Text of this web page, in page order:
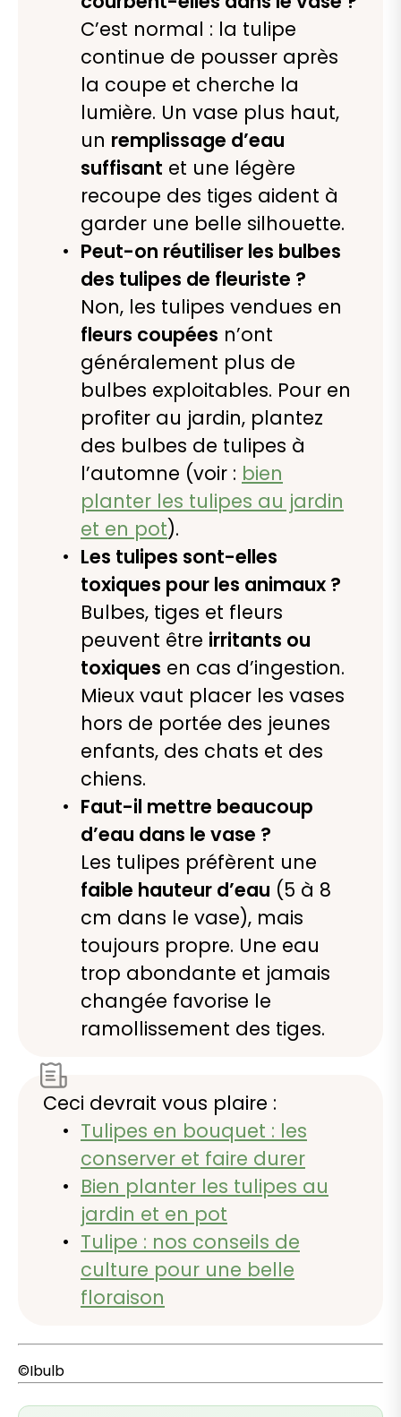
C’est normal : la tulipe
continue de pousser après
la coupe et cherche la
lumière. Un vase plus haut,
un remplissage d’eau
suffisant et une légère
recoupe des tiges aident à
garder une belle silhouette.
Peut-on réutiliser les bulbes
des tulipes de fleuriste ?
Non, les tulipes vendues en
fleurs coupées n’ont
généralement plus de
bulbes exploitables. Pour en
profiter au jardin, plantez
des bulbes de tulipes à
l’automne (voir : bien
planter les tulipes au jardin
et en pot).
Les tulipes sont-elles
toxiques pour les animaux ?
Bulbes, tiges et fleurs
peuvent être irritants ou
toxiques en cas d’ingestion.
Mieux vaut placer les vases
hors de portée des jeunes
enfants, des chats et des
chiens.
Faut-il mettre beaucoup
d’eau dans le vase ?
Les tulipes préfèrent une
faible hauteur d’eau (5 à 8
cm dans le vase), mais
toujours propre. Une eau
trop abondante et jamais
changée favorise le
ramollissement des tiges.
Ceci devrait vous plaire :
Tulipes en bouquet : les
conserver et faire durer
Bien planter les tulipes au
jardin et en pot
Tulipe : nos conseils de
culture pour une belle
floraison
©Ibulb